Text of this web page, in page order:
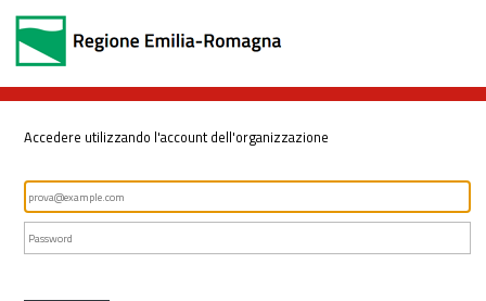
Accedere utilizzando l'account dell'organizzazione